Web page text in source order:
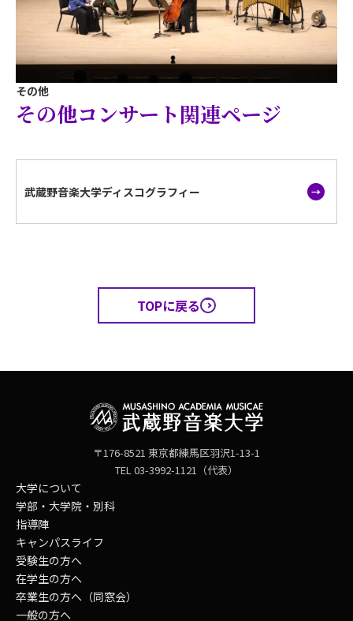
その他
その他コンサート関連ページ
武蔵野音楽大学ディスコグラフィー
TOPに戻る
〒176-8521 東京都練馬区羽沢1-13-1
TEL 03-3992-1121（代表）
大学について
学部・大学院・別科
指導陣
キャンパスライフ
受験生の方へ
在学生の方へ
卒業生の方へ（同窓会）
一般の方へ